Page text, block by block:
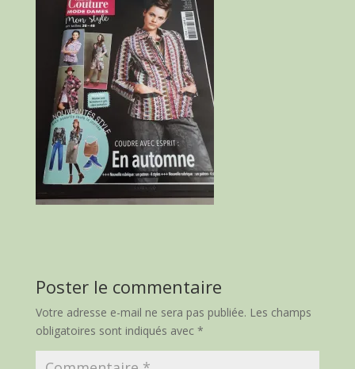
Poster le commentaire
Votre adresse e-mail ne sera pas publiée. Les champs
obligatoires sont indiqués avec *